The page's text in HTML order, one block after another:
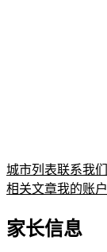
城市列表联系我们
相关文章我的账户
家长信息